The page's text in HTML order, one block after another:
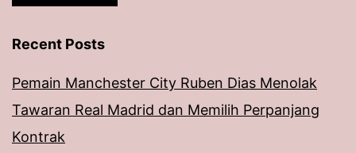
Recent Posts
Pemain Manchester City Ruben Dias Menolak
Tawaran Real Madrid dan Memilih Perpanjang
Kontrak